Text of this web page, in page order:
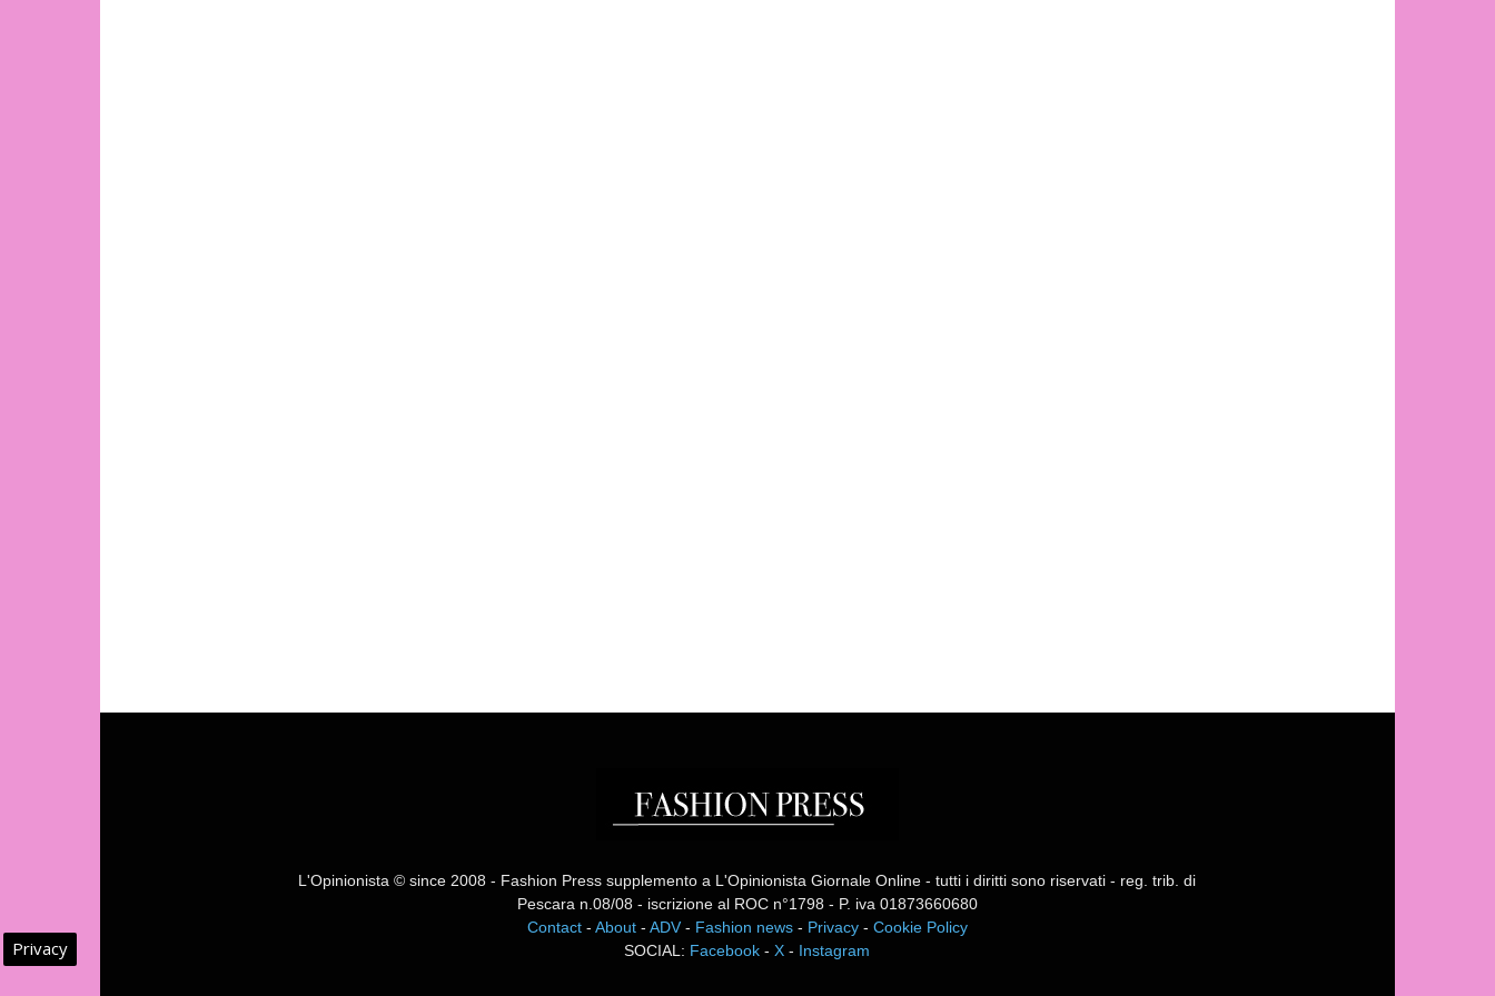
L'Opinionista © since 2008 - Fashion Press supplemento a L'Opinionista Giornale Online - tutti i diritti sono riservati - reg. trib. di
Pescara n.08/08 - iscrizione al ROC n°1798 - P. iva 01873660680
Contact- About- ADV- Fashion news- Privacy- Cookie Policy
SOCIAL: Facebook -X - Instagram
Privacy